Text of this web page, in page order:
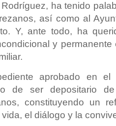
ha tenido
así como al
Y, ante todo, ha
y
aprobado en el
de ser depositario de
constituyendo un
el diálogo y la